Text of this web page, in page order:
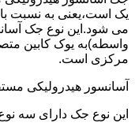
یک است،یعنی به نسبت
می شود.این نوع جک
واسطه)به یوک کابین
مرکزی است.
آسانسور هیدرولیکی
این نوع جک دارای سه